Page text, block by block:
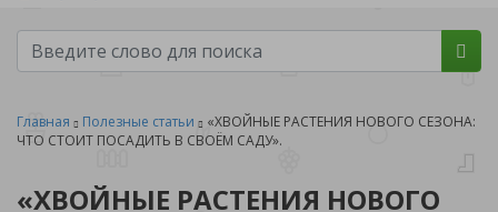
Главная Полезные статьи
«ХВОЙНЫЕ РАСТЕНИЯ НОВОГО СЕЗОНА:
ЧТО СТОИТ ПОСАДИТЬ В СВОЁМ САДУ».
«ХВОЙНЫЕ РАСТЕНИЯ НОВОГО